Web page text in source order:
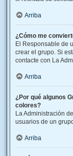
Arriba
¿Cómo me
El Responsable de
crear el grupo. Si
contacte con La
Arriba
¿Por qué algunos
colores?
La Administración
usuarios de un
Arriba